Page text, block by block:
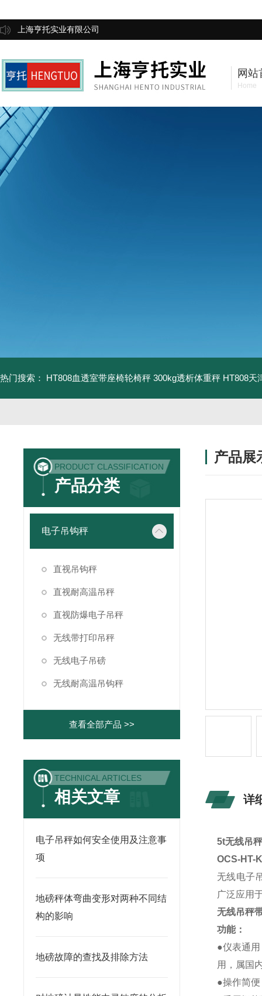
上海亨托实业有限公司
网站
Home
热门搜索： HT808血透室带座椅轮椅秤 300kg透析体重秤 HT808天
PRODUCT CLASSIFICATION
产品分类
电子吊钩秤
直视吊钩秤
直视耐高温吊秤
直视防爆电子吊秤
无线带打印吊秤
无线电子吊磅
无线耐高温吊钩秤
查看全部产品 >>
TECHNICAL ARTICLES
相关文章
电子吊秤如何安全使用及注意事
项
地磅秤体弯曲变形对两种不同结
构的影响
地磅故障的查找及排除方法
产品展
详
5t无线吊
OCS-HT-
无线电子
广泛应用
无线吊秤
功能：
●仪表通
用，属国
●操作简